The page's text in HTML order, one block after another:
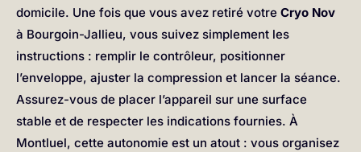
domicile. Une fois que vous avez retiré votre Cryo Nov
à Bourgoin-Jallieu, vous suivez simplement les
instructions : remplir le contrôleur, positionner
l’enveloppe, ajuster la compression et lancer la séance.
Assurez-vous de placer l’appareil sur une surface
stable et de respecter les indications fournies. À
Montluel, cette autonomie est un atout : vous organisez